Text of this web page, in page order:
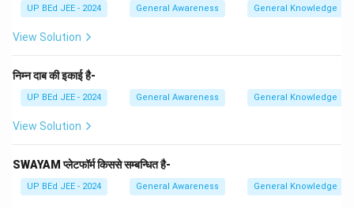
UP BEd JEE - 2024 General Awareness General Knowledge
View Solution
निम्न दाब की इकाई है-
UP BEd JEE - 2024 General Awareness General Knowledge
View Solution
SWAYAM प्लेटफॉर्म किससे सम्बन्धित है-
UP BEd JEE - 2024 General Awareness General Knowledge